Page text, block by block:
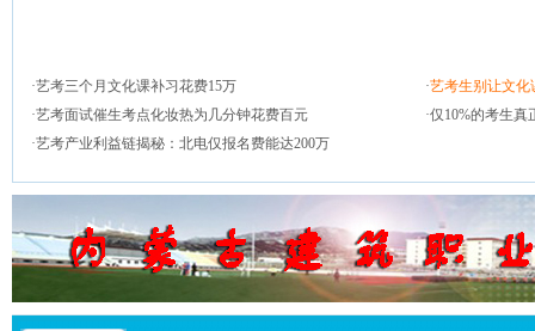
·艺考三个月文化课补习花费15万 ·艺考生别让文化
·艺考面试催生考点化妆热为几分钟花费百元 ·仅10%的考生真
·艺考产业利益链揭秘：北电仅报名费能达200万